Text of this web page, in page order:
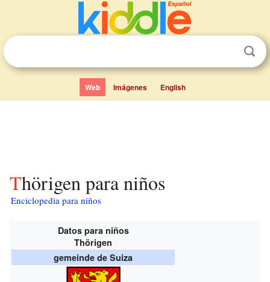
Web Imágenes English
Thörigen para niños
Enciclopedia para niños
Datos para niños
Thörigen
gemeinde de Suiza